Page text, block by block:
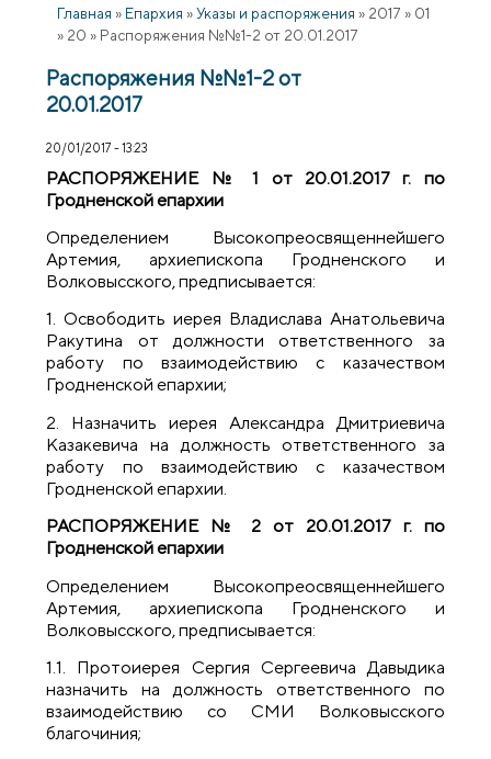
Главная » Епархия » Указы и распоряжения » 2017 » 01
» 20 » Распоряжения №№1-2 от 20.01.2017
Распоряжения №№1-2 от
20.01.2017
20/01/2017 - 13:23
РАСПОРЯЖЕНИЕ № 1 от 20.01.2017 г. по
Гродненской епархии
Определением Высокопреосвященнейшего
Артемия, архиепископа Гродненского и
Волковысского, предписывается:
1. Освободить иерея Владислава Анатольевича
Ракутина от должности ответственного за
работу по взаимодействию с казачеством
Гродненской епархии;
2. Назначить иерея Александра Дмитриевича
Казакевича на должность ответственного за
работу по взаимодействию с казачеством
Гродненской епархии.
РАСПОРЯЖЕНИЕ № 2 от 20.01.2017 г. по
Гродненской епархии
Определением Высокопреосвященнейшего
Артемия, архиепископа Гродненского и
Волковысского, предписывается:
1.1. Протоиерея Сергия Сергеевича Давыдика
назначить на должность ответственного по
взаимодействию со СМИ Волковысского
благочиния;